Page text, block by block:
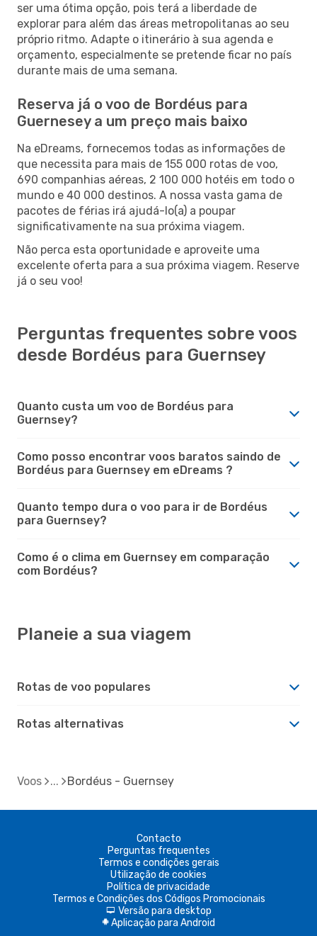
ser uma ótima opção, pois terá a liberdade de
explorar para além das áreas metropolitanas ao seu
próprio ritmo. Adapte o itinerário à sua agenda e
orçamento, especialmente se pretende ficar no país
durante mais de uma semana.
Reserva já o voo de Bordéus para
Guernesey a um preço mais baixo
Na eDreams, fornecemos todas as informações de
que necessita para mais de 155 000 rotas de voo,
690 companhias aéreas, 2 100 000 hotéis em todo o
mundo e 40 000 destinos. A nossa vasta gama de
pacotes de férias irá ajudá-lo(a) a poupar
significativamente na sua próxima viagem.
Não perca esta oportunidade e aproveite uma
excelente oferta para a sua próxima viagem. Reserve
já o seu voo!
Perguntas frequentes sobre voos
desde Bordéus para Guernsey
Quanto custa um voo de Bordéus para
Guernsey?
Como posso encontrar voos baratos saindo de
Bordéus para Guernsey em eDreams ?
Quanto tempo dura o voo para ir de Bordéus
para Guernsey?
Como é o clima em Guernsey em comparação
com Bordéus?
Planeie a sua viagem
Rotas de voo populares
Rotas alternativas
Voos Bordéus - Guernsey
Contacto
Perguntas frequentes
Termos e condições gerais
Utilização de cookies
Política de privacidade
Termos e Condições dos Códigos Promocionais
d Versão para desktop
A Aplicação para Android